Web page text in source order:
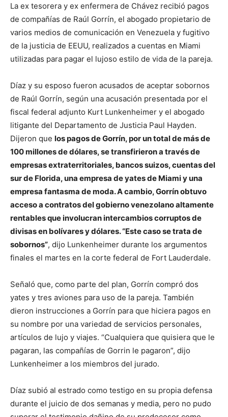
La ex tesorera y ex enfermera de Chávez recibió pagos
de compañías de Raúl Gorrín, el abogado propietario de
varios medios de comunicación en Venezuela y fugitivo
de la justicia de EEUU, realizados a cuentas en Miami
utilizadas para pagar el lujoso estilo de vida de la pareja.
Díaz y su esposo fueron acusados de aceptar sobornos
de Raúl Gorrín, según una acusación presentada por el
fiscal federal adjunto Kurt Lunkenheimer y el abogado
litigante del Departamento de Justicia Paul Hayden.
Dijeron que los pagos de Gorrín, por un total de más de
100 millones de dólares, se transfirieron a través de
empresas extraterritoriales, bancos suizos, cuentas del
sur de Florida, una empresa de yates de Miami y una
empresa fantasma de moda. A cambio, Gorrín obtuvo
acceso a contratos del gobierno venezolano altamente
rentables que involucran intercambios corruptos de
divisas en bolívares y dólares. “Este caso se trata de
sobornos”, dijo Lunkenheimer durante los argumentos
finales el martes en la corte federal de Fort Lauderdale.
Señaló que, como parte del plan, Gorrín compró dos
yates y tres aviones para uso de la pareja. También
dieron instrucciones a Gorrín para que hiciera pagos en
su nombre por una variedad de servicios personales,
artículos de lujo y viajes. “Cualquiera que quisiera que le
pagaran, las compañías de Gorrin le pagaron”, dijo
Lunkenheimer a los miembros del jurado.
Díaz subió al estrado como testigo en su propia defensa
durante el juicio de dos semanas y media, pero no pudo